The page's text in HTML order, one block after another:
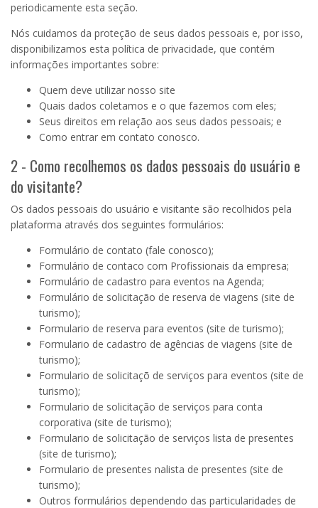
periodicamente esta seção.
Nós cuidamos da proteção de seus dados pessoais e, por isso,
disponibilizamos esta política de privacidade, que contém
informações importantes sobre:
Quem deve utilizar nosso site
Quais dados coletamos e o que fazemos com eles;
Seus direitos em relação aos seus dados pessoais; e
Como entrar em contato conosco.
2 - Como recolhemos os dados pessoais do usuário e
do visitante?
Os dados pessoais do usuário e visitante são recolhidos pela
plataforma através dos seguintes formulários:
Formulário de contato (fale conosco);
Formulário de contaco com Profissionais da empresa;
Formulário de cadastro para eventos na Agenda;
Formulário de solicitação de reserva de viagens (site de
turismo);
Formulario de reserva para eventos (site de turismo);
Formulario de cadastro de agências de viagens (site de
turismo);
Formulario de solicitaçõ de serviços para eventos (site de
turismo);
Formulario de solicitação de serviços para conta
corporativa (site de turismo);
Formulario de solicitação de serviços lista de presentes
(site de turismo);
Formulario de presentes nalista de presentes (site de
turismo);
Outros formulários dependendo das particularidades de